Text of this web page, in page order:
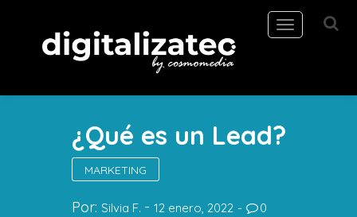
Toggle
navigation
¿Qué es un Lead?
MARKETING
Por: Silvia F. 12 enero, 2022 0